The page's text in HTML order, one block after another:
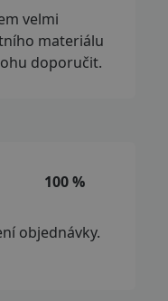
velmi
materiálu
doporučit.
100 %
objednávky.